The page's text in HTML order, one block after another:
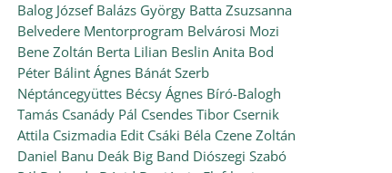
Balog József Balázs György Batta Zsuzsanna
Belvedere Mentorprogram Belvárosi Mozi
Bene Zoltán Berta Lilian Beslin Anita Bod
Péter Bálint Ágnes Bánát Szerb
Néptáncegyüttes Bécsy Ágnes Bíró-Balogh
Tamás Csanády Pál Csendes Tibor Csernik
Attila Csizmadia Edit Csáki Béla Czene Zoltán
Daniel Banu Deák Big Band Diószegi Szabó